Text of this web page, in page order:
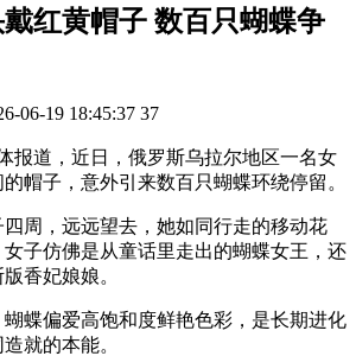
红黄帽子 数百只蝴蝶争
06-19 18:45:37 37
报道，近日，俄罗斯乌拉尔地区一名女
帽子，意外引来数百只蝴蝶环绕停留。
周，远远望去，她如同行走的移动花
子仿佛是从童话里走出的蝴蝶女王，还
香妃娘娘。
蝶偏爱高饱和度鲜艳色彩，是长期进化
就的本能。